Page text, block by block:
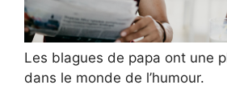
Les blagues de papa ont une
dans le monde de l’humour.